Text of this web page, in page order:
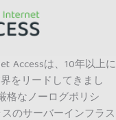
Accessは、10年以上に
をリードしてきまし
格なノーログポリシ
のサーバーインフラス